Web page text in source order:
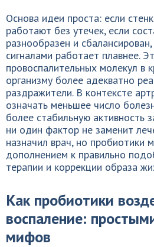
Основа идеи проста: если
работают без утечек, если
разнообразен и
сигналами работает плавнее.
провоспалительных молекул в
организму более адекватно
раздражители. В контексте
означать меньшее число
более стабильную активность
ни один фактор не заменит
назначил врач, но пробиотики
дополнением к правильно
терапии и коррекции образа
Как пробиотики
воспаление:
мифов